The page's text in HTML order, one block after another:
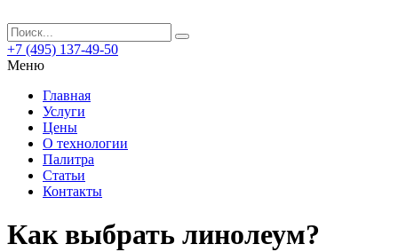
+7 (495) 137-49-50
Меню
Главная
Услуги
Цены
О технологии
Палитра
Статьи
Контакты
Как выбрать линолеум?